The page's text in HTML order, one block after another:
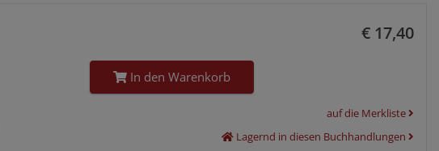
€ 17,40
In den Warenkorb
auf die Merkliste
Lagernd in diesen Buchhandlungen